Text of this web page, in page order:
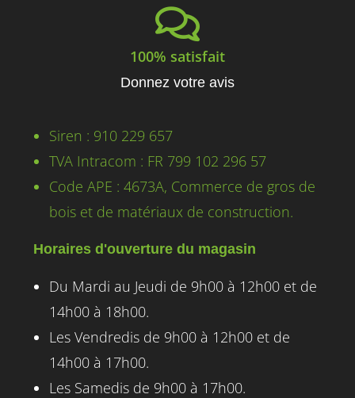
100% satisfait
Donnez votre avis
Siren : 910 229 657
TVA Intracom : FR 799 102 296 57
Code APE : 4673A, Commerce de gros de
bois et de matériaux de construction.
Horaires d'ouverture du magasin
Du Mardi au Jeudi de 9h00 à 12h00 et de
14h00 à 18h00.
Les Vendredis de 9h00 à 12h00 et de
14h00 à 17h00.
Les Samedis de 9h00 à 17h00.